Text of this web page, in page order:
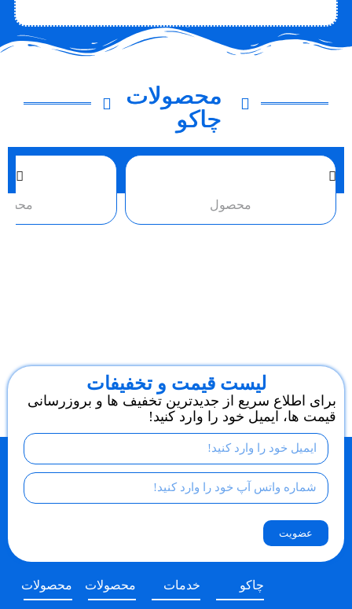
محصولات
چاکو
محصول
لیست قیمت و تخفیفات
برای اطلاع سریع از جدیدترین تخفیف ها و بروزرسانی
قیمت ها، ایمیل خود را وارد کنید!
عضویت
چاکو خدمات محصولات محصولات